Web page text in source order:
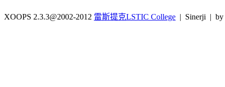
XOOPS 2.3.3@2002-2012 雷斯提克LSTIC College | Sinerji | by